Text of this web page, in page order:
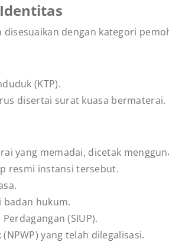
dengan kategori
(KTP).
disertai surat kuasa bermaterai.
yang memadai, dicetak
resmi instansi tersebut.
hukum.
(SIUP).
yang telah dilegalisasi.